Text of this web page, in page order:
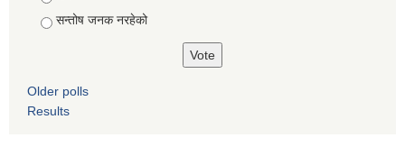
सन्तोष जनक नरहेको
Older polls
Results